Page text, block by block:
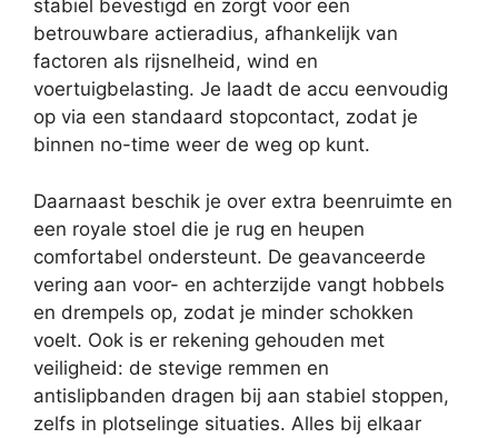
stabiel bevestigd en zorgt voor een
betrouwbare actieradius, afhankelijk van
factoren als rijsnelheid, wind en
voertuigbelasting. Je laadt de accu eenvoudig
op via een standaard stopcontact, zodat je
binnen no-time weer de weg op kunt.
Daarnaast beschik je over extra beenruimte en
een royale stoel die je rug en heupen
comfortabel ondersteunt. De geavanceerde
vering aan voor- en achterzijde vangt hobbels
en drempels op, zodat je minder schokken
voelt. Ook is er rekening gehouden met
veiligheid: de stevige remmen en
antislipbanden dragen bij aan stabiel stoppen,
zelfs in plotselinge situaties. Alles bij elkaar